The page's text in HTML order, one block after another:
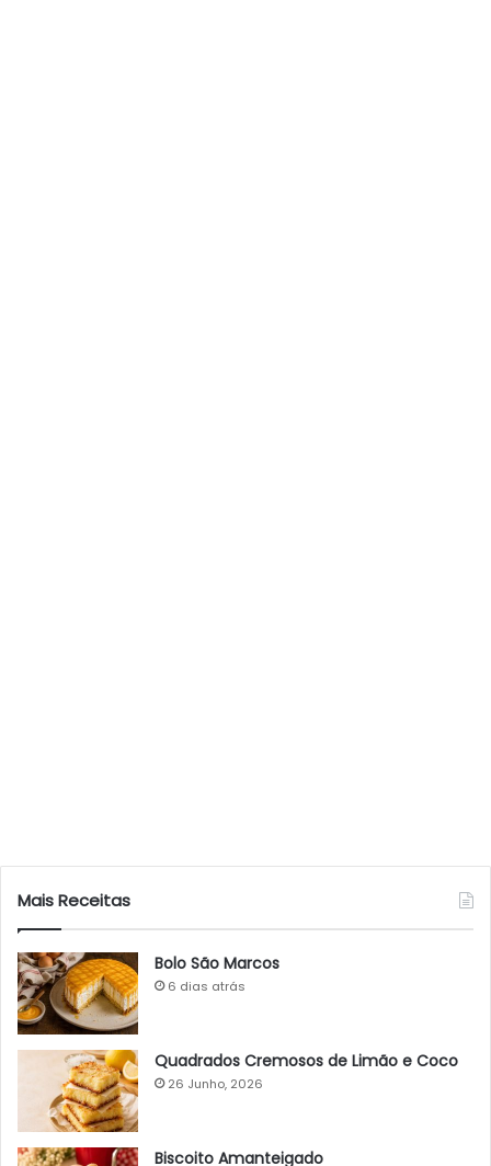
Mais Receitas
Bolo São Marcos
6 dias atrás
Quadrados Cremosos de Limão e Coco
26 Junho, 2026
Biscoito Amanteigado